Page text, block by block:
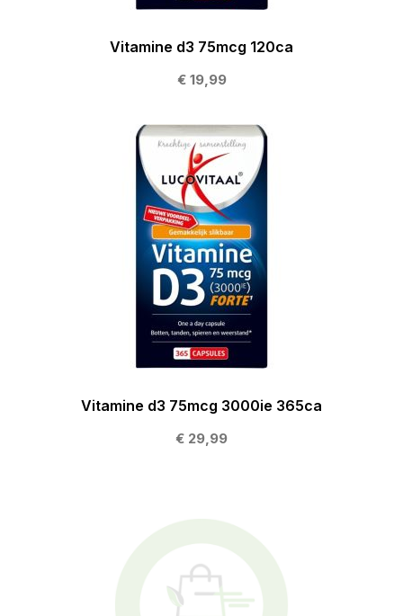
Vitamine d3 75mcg 120ca
€ 19,99
Vitamine d3 75mcg 3000ie 365ca
€ 29,99